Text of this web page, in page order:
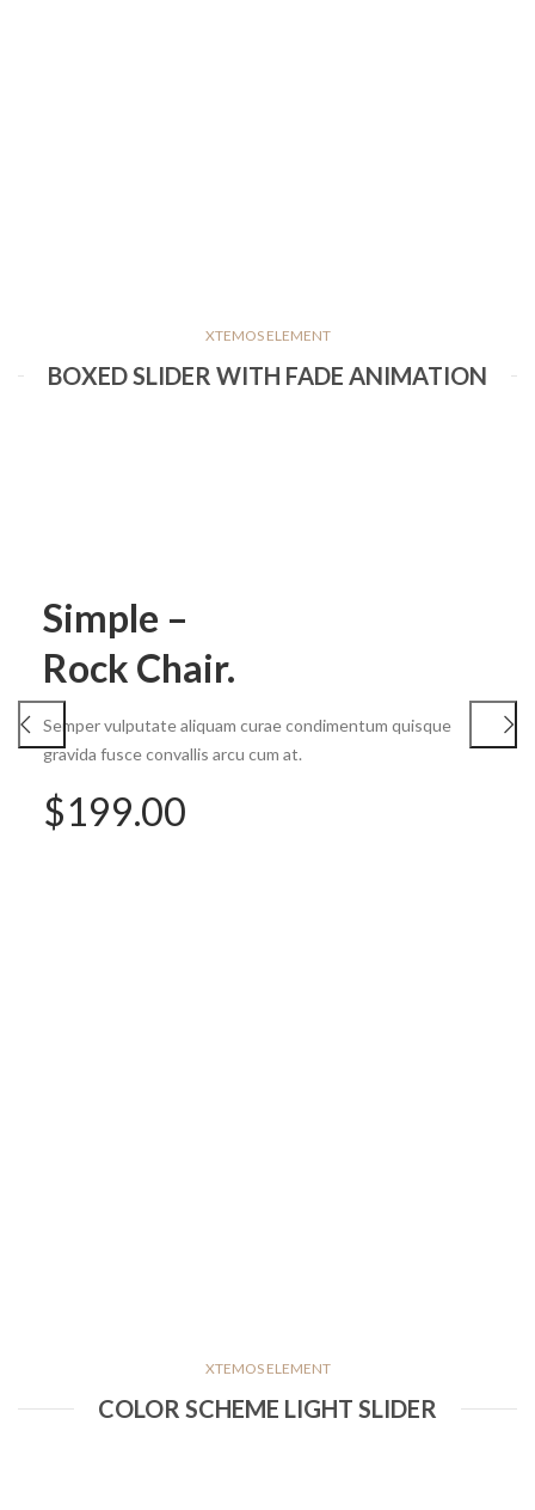
XTEMOS ELEMENT
BOXED SLIDER WITH FADE ANIMATION
Simple –
Rock Chair.
Semper vulputate aliquam curae condimentum quisque
gravida fusce convallis arcu cum at.
$199.00
Eames –
Side Chair.
CAPPELLINI
XTEMOS ELEMENT
COLOR SCHEME LIGHT SLIDER